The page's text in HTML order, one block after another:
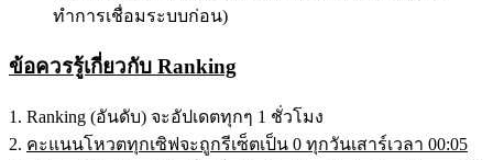
ทำการเชื่อมระบบก่อน)
ข้อควรรู้เกี่ยวกับ Ranking
1. Ranking (อันดับ) จะอัปเดตทุกๆ 1 ชั่วโมง
2. คะแนนโหวตทุกเซิฟจะถูกรีเซ็ตเป็น 0 ทุกวันเสาร์เวลา 00:05